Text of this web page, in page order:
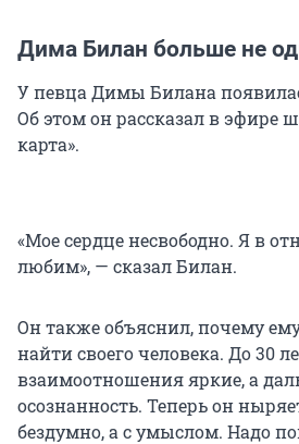
Дима Билан больше не
У певца Димы Билана
Об этом он рассказал в эфире
карта».
«Мое сердце несвободно. Я в
любим», — сказал Билан.
Он также объяснил, почему
найти своего человека. До 30
взаимоотношения яркие, а
осознанность. Теперь он
бездумно, а с умыслом. Надо